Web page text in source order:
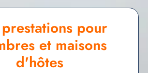
pour
et maisons
d'hôtes